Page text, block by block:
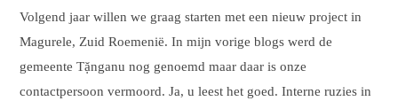
Volgend jaar willen we graag starten met een nieuw project in
Magurele, Zuid Roemenië. In mijn vorige blogs werd de
gemeente Tặnganu nog genoemd maar daar is onze
contactpersoon vermoord. Ja, u leest het goed. Interne ruzies in